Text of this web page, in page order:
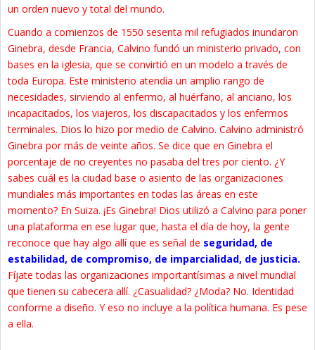
un orden nuevo y total del mundo.
Cuando a comienzos de 1550 sesenta mil refugiados inundaron
Ginebra, desde Francia, Calvino fundó un ministerio privado, con
bases en la iglesia, que se convirtió en un modelo a través de
toda Europa. Este ministerio atendía un amplio rango de
necesidades, sirviendo al enfermo, al huérfano, al anciano, los
incapacitados, los viajeros, los discapacitados y los enfermos
terminales. Dios lo hizo por medio de Calvino. Calvino administró
Ginebra por más de veinte años. Se dice que en Ginebra el
porcentaje de no creyentes no pasaba del tres por ciento. ¿Y
sabes cuál es la ciudad base o asiento de las organizaciones
mundiales más importantes en todas las áreas en este
momento? En Suiza. ¡Es Ginebra! Dios utilizó a Calvino para poner
una plataforma en ese lugar que, hasta el día de hoy, la gente
reconoce que hay algo allí que es señal de seguridad, de
estabilidad, de compromiso, de imparcialidad, de justicia.
Fíjate todas las organizaciones importantísimas a nivel mundial
que tienen su cabecera allí. ¿Casualidad? ¿Moda? No. Identidad
conforme a diseño. Y eso no incluye a la política humana. Es pese
a ella.